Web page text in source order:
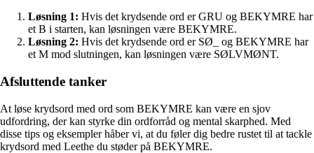
Løsning 1: Hvis det krydsende ord er GRU og BEKYMRE har
et B i starten, kan løsningen være BEKYMRE.
Løsning 2: Hvis det krydsende ord er SØ_ og BEKYMRE har
et M mod slutningen, kan løsningen være SØLVMØNT.
Afsluttende tanker
At løse krydsord med ord som BEKYMRE kan være en sjov
udfordring, der kan styrke din ordforråd og mental skarphed. Med
disse tips og eksempler håber vi, at du føler dig bedre rustet til at tackle
krydsord med Leethe du støder på BEKYMRE.